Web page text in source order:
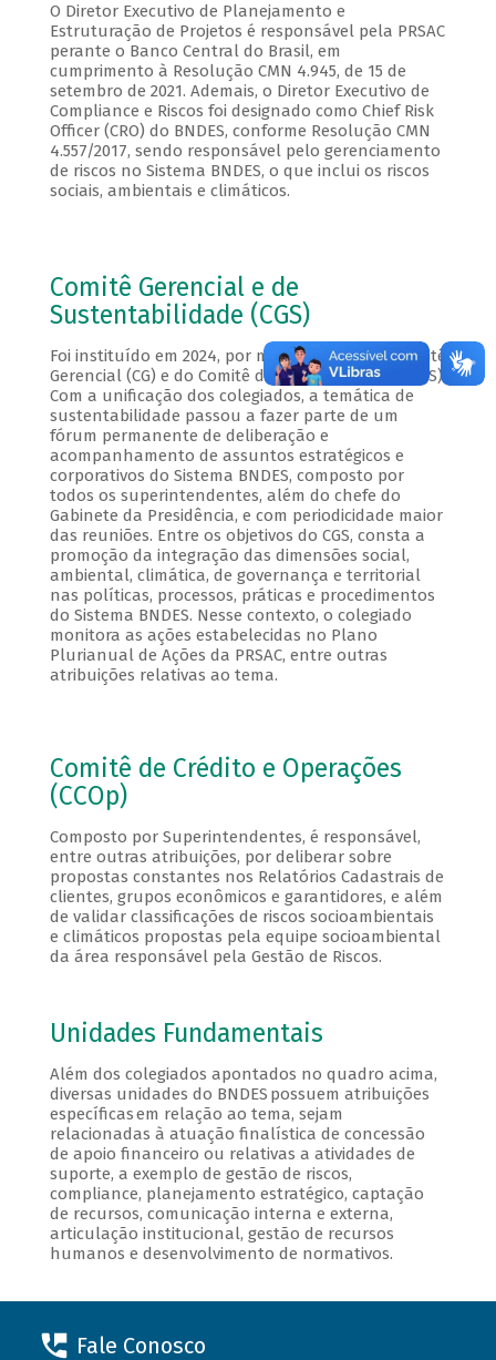
O Diretor Executivo de Planejamento e
Estruturação de Projetos é responsável pela PRSAC
perante o Banco Central do Brasil, em
cumprimento à Resolução CMN 4.945, de 15 de
setembro de 2021. Ademais, o Diretor Executivo de
Compliance e Riscos foi designado como Chief Risk
Officer (CRO) do BNDES, conforme Resolução CMN
4.557/2017, sendo responsável pelo gerenciamento
de riscos no Sistema BNDES, o que inclui os riscos
sociais, ambientais e climáticos.
Comitê Gerencial e de
Sustentabilidade (CGS)
Foi instituído em 2024, por meio da fusão do Comitê
Gerencial (CG) e do Comitê de Sustentabilidade (CS).
Com a unificação dos colegiados, a temática de
sustentabilidade passou a fazer parte de um
fórum permanente de deliberação e
acompanhamento de assuntos estratégicos e
corporativos do Sistema BNDES, composto por
todos os superintendentes, além do chefe do
Gabinete da Presidência, e com periodicidade maior
das reuniões. Entre os objetivos do CGS, consta a
promoção da integração das dimensões social,
ambiental, climática, de governança e territorial
nas políticas, processos, práticas e procedimentos
do Sistema BNDES. Nesse contexto, o colegiado
monitora as ações estabelecidas no Plano
Plurianual de Ações da PRSAC, entre outras
atribuições relativas ao tema.
Comitê de Crédito e Operações
(CCOp)
Composto por Superintendentes, é responsável,
entre outras atribuições, por deliberar sobre
propostas constantes nos Relatórios Cadastrais de
clientes, grupos econômicos e garantidores, e além
de validar classificações de riscos socioambientais
e climáticos propostas pela equipe socioambiental
da área responsável pela Gestão de Riscos.
Unidades Fundamentais
Além dos colegiados apontados no quadro acima,
diversas unidades do BNDES possuem atribuições
específicas em relação ao tema, sejam
relacionadas à atuação finalística de concessão
de apoio financeiro ou relativas a atividades de
suporte, a exemplo de gestão de riscos,
compliance, planejamento estratégico, captação
de recursos, comunicação interna e externa,
articulação institucional, gestão de recursos
humanos e desenvolvimento de normativos.
Fale Conosco